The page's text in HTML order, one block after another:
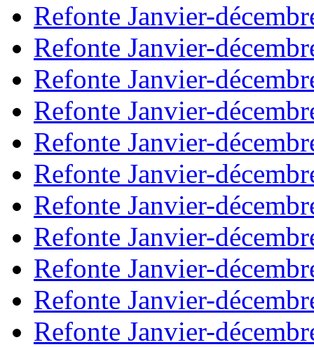
Refonte Janvier-
Refonte Janvier-
Refonte Janvier-
Refonte Janvier-
Refonte Janvier-
Refonte Janvier-
Refonte Janvier-
Refonte Janvier-
Refonte Janvier-
Refonte Janvier-
Refonte Janvier-